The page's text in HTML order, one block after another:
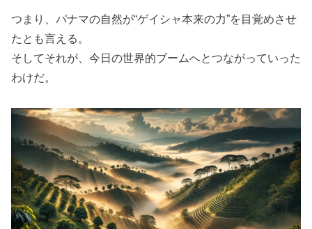
つまり、パナマの自然が“ゲイシャ本来の力”を目覚めさせ
たとも言える。
そしてそれが、今日の世界的ブームへとつながっていった
わけだ。